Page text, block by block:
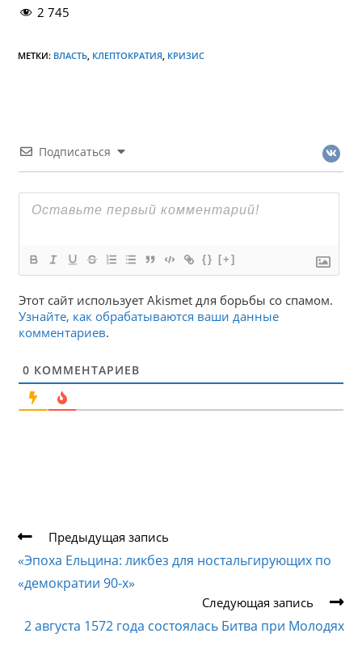
2 745
МЕТКИ: ВЛАСТЬ, КЛЕПТОКРАТИЯ, КРИЗИС
Подписаться
{} [+]
Этот сайт использует Akismet для борьбы со спамом.
Узнайте, как обрабатываются ваши данные
комментариев.
0 КОММЕНТАРИЕВ
Еще
статьи
Предыдущая запись
«Эпоха Ельцина: ликбез для ностальгирующих по
«демократии 90-х»
Следующая запись
2 августа 1572 года состоялась Битва при Молодях